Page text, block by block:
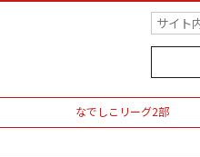
なでしこリーグ2部